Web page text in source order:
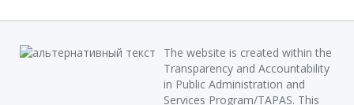
The website is created within the
Transparency and Accountability
in Public Administration and
Services Program/TAPAS. This